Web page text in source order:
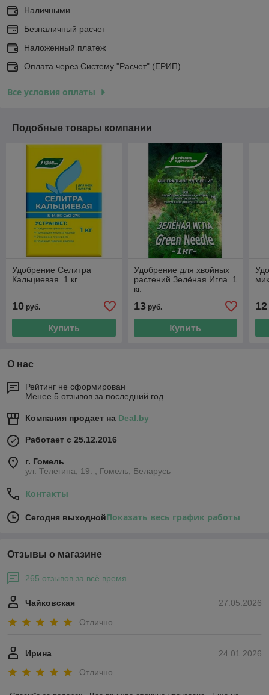
Наличными
Безналичный расчет
Наложенный платеж
Оплата через Систему "Расчет" (ЕРИП).
Все условия оплаты
Подобные товары компании
Удобрение Селитра
Кальциевая. 1 кг.
10 руб.
Купить
Удобрение для хвойных
растений Зелёная Игла. 1
кг.
13руб.
Купить
12
О нас
Рейтинг не сформирован
Менее 5 отзывов за последний год
Компания продает на Deal.by
Работает с 25.12.2016
г. Гомель
ул. Телегина, 19. , Гомель, Беларусь
Контакты
Сегодня выходнойПоказать весь график работы
Отзывы о магазине
265 отзывов за всё время
27.05.2026
Чайковская
Отлично
24.01.2026
Ирина
Отлично